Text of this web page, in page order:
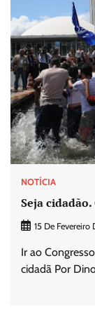
NOTÍCIA
Seja
15 De Fevereiro
Ir ao
cidadã Por